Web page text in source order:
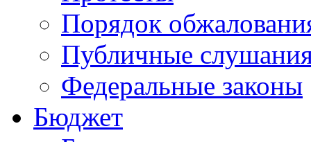
Порядок
Публичные
Федеральные законы
Бюджет